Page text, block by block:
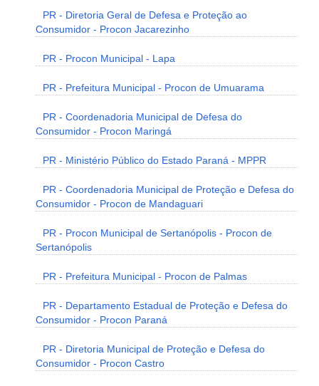
PR - Diretoria Geral de Defesa e Proteção ao
Consumidor - Procon Jacarezinho
PR - Procon Municipal - Lapa
PR - Prefeitura Municipal - Procon de Umuarama
PR - Coordenadoria Municipal de Defesa do
Consumidor - Procon Maringá
PR - Ministério Público do Estado Paraná - MPPR
PR - Coordenadoria Municipal de Proteção e Defesa do
Consumidor - Procon de Mandaguari
PR - Procon Municipal de Sertanópolis - Procon de
Sertanópolis
PR - Prefeitura Municipal - Procon de Palmas
PR - Departamento Estadual de Proteção e Defesa do
Consumidor - Procon Paraná
PR - Diretoria Municipal de Proteção e Defesa do
Consumidor - Procon Castro